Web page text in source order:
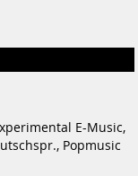
E-Music,
Popmusic